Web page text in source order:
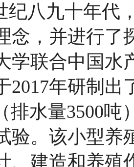
纪八九十年代
念，并进行了
学联合中国水
2017年研制
排水量3500
验。该小型养
、建造和养殖